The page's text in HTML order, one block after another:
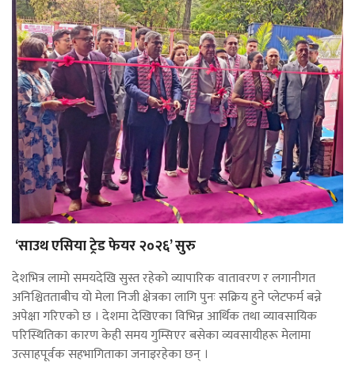
‘साउथ एसिया ट्रेड फेयर २०२६’ सुरु
देशभित्र लामो समयदेखि सुस्त रहेको व्यापारिक वातावरण र लगानीगत
अनिश्चितताबीच यो मेला निजी क्षेत्रका लागि पुनः सक्रिय हुने प्लेटफर्म बन्ने
अपेक्षा गरिएको छ । देशमा देखिएका विभिन्न आर्थिक तथा व्यावसायिक
परिस्थितिका कारण केही समय गुम्सिएर बसेका व्यवसायीहरू मेलामा
उत्साहपूर्वक सहभागिताका जनाइरहेका छन् ।